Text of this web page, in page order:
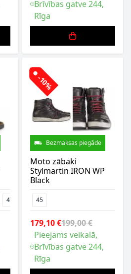
Brīvības gatve 244,
Rīga
47
-10%
Bezmaksas piegāde
Moto zābaki
Stylmartin IRON WP
Black
45
179,10 €199,00 €
Pieejams veikalā,
Brīvības gatve 244,
Rīga